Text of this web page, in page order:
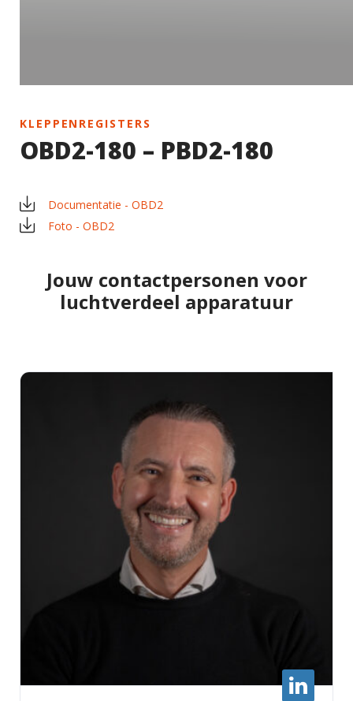
KLEPPENREGISTERS
OBD2-180 – PBD2-180
Documentatie - OBD2
Foto - OBD2
Jouw contactpersonen voor
luchtverdeel apparatuur